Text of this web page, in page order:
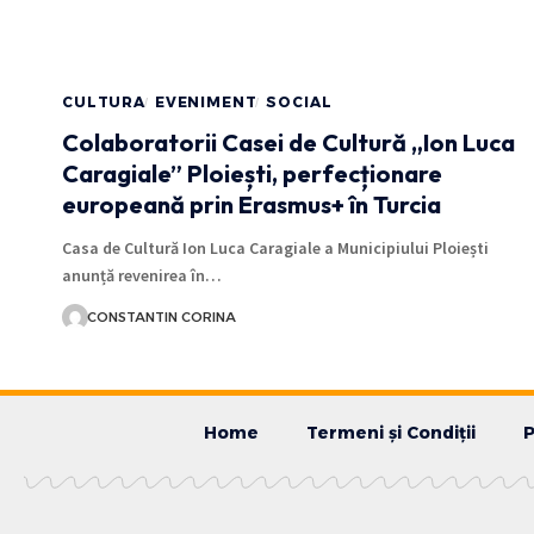
CULTURA EVENIMENT SOCIAL
Colaboratorii Casei de Cultură „Ion Luca
Caragiale” Ploiești, perfecționare
europeană prin Erasmus+ în Turcia
Casa de Cultură Ion Luca Caragiale a Municipiului Ploiești
anunță revenirea în…
CONSTANTIN CORINA
Home Termeni și Condiții